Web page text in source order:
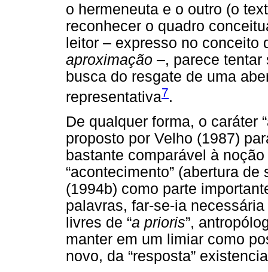
o hermeneuta e o outro (o
reconhecer o quadro
leitor – expresso no conceito
aproximação –, parece tentar
busca do resgate de uma
representativa7.
De qualquer forma, o caráter
proposto por Velho (1987)
bastante comparável à
“acontecimento” (abertura
(1994b) como parte
palavras, far-se-ia
livres de “a prioris”,
manter em um limiar como
novo, da “resposta”